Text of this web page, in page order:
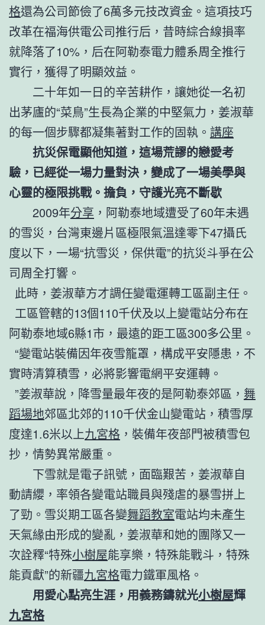
格還為公司節儉了6萬多元技改資金。這項技巧
改革在福海供電公司推行后，昔時綜合線損率
就降落了10%，后在阿勒泰電力體系周全推行
實行，獲得了明顯效益。
二十年如一日的辛苦耕作，讓她從一名初
出茅廬的“菜鳥”生長為企業的中堅氣力，姜淑華
的每一個步驟都凝集著對工作的固執。 講座
抗災保電顯他知道，這場荒謬的戀愛考
驗，已經從一場力量對決，變成了一場美學與
心靈的極限挑戰。擔負，守護光亮不斷歇
2009年分享 ，阿勒泰地域遭受了60年未遇
的雪災，台灣東邊片區極限氣溫達零下47攝氏
度以下，一場“抗雪災，保供電”的抗災斗爭在公
司周全打響。
此時，姜淑華方才調任變電運轉工區副主任。
工區管轄的13個110千伏及以上變電站分布在
阿勒泰地域6縣1市，最遠的距工區300多公里。
“變電站裝備因年夜雪籠罩，構成平安隱患，不
實時清算積雪，必將影響電網平安運轉。
”姜淑華說，降雪量最年夜的是阿勒泰郊區， 舞
蹈場地郊區北郊的110千伏金山變電站，積雪厚
度達1.6米以上九宮格 ，裝備年夜部門被積雪包
抄，情勢異常嚴重。
下雪就是電子訊號，面臨艱苦，姜淑華自
動請纓，率領各變電站職員與殘虐的暴雪拼上
了勁。雪災期工區各變舞蹈教室電站均未產生
天氣緣由形成的變亂，姜淑華和她的團隊又一
次詮釋“特殊小樹屋能享樂，特殊能戰斗，特殊
能貢獻”的新疆九宮格電力鐵軍風格。
用愛心點亮生涯，用義務鑄就光小樹屋輝
九宮格